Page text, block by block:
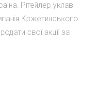
Рітейлер уклав
Кржетинського
свої акції за